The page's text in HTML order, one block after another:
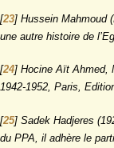
[23] Hussein Mahmoud
une autre histoire de
[24] Hocine Aït Ahmed,
1942-1952, Paris,
[25] Sadek Hadjeres
du PPA, il adhère le